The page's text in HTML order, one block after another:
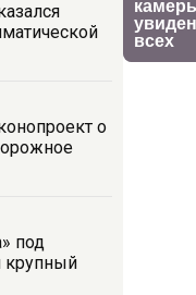
о
под
крупный